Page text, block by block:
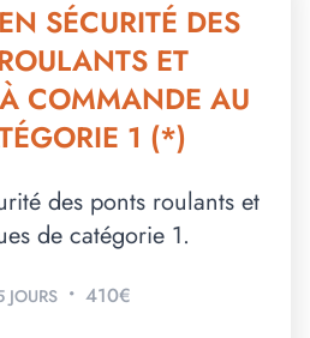
SÉCURITÉ DES
ET
COMMANDE AU
1 (*)
des ponts roulants et
de catégorie 1.
JOURS • 410€